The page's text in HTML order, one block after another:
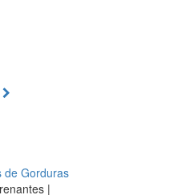
de Gorduras
|